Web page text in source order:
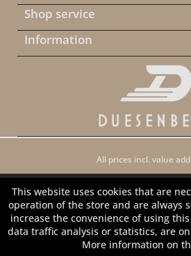
Shop service
Information
All prices incl. value
This website uses cookies that are
operation of the store and are always
increase the convenience of using
data traffic analysis or statistics, are
More information on